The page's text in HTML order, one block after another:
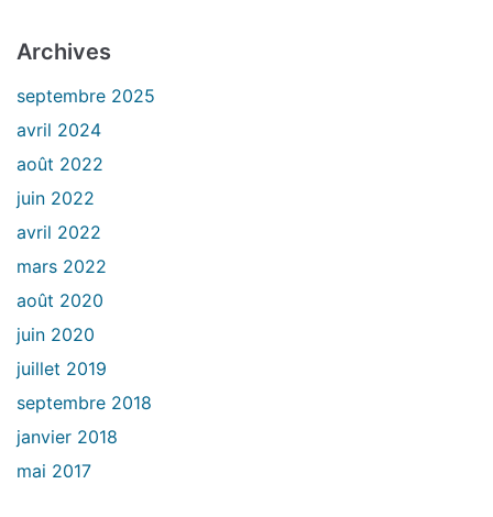
Archives
septembre 2025
avril 2024
août 2022
juin 2022
avril 2022
mars 2022
août 2020
juin 2020
juillet 2019
septembre 2018
janvier 2018
mai 2017